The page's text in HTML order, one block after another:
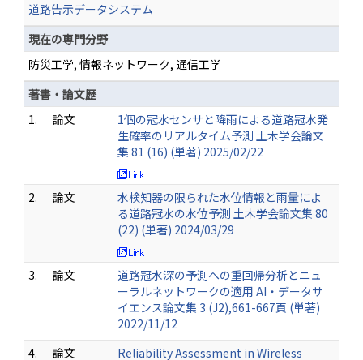
道路告示データシステム
現在の専門分野
防災工学, 情報ネットワーク, 通信工学
著書・論文歴
1.
論文
1個の冠水センサと降雨による道路冠水発
生確率のリアルタイム予測 土木学会論文
集 81 (16) (単著) 2025/02/22
2. 論文
水検知器の限られた水位情報と雨量によ
る道路冠水の水位予測 土木学会論文集 80
(22) (単著) 2024/03/29
3. 論文
道路冠水深の予測への重回帰分析とニュ
ーラルネットワークの適用 AI・データサ
イエンス論文集 3 (J2),661-667頁 (単著)
2022/11/12
4.
論文
Reliability Assessment in Wireless